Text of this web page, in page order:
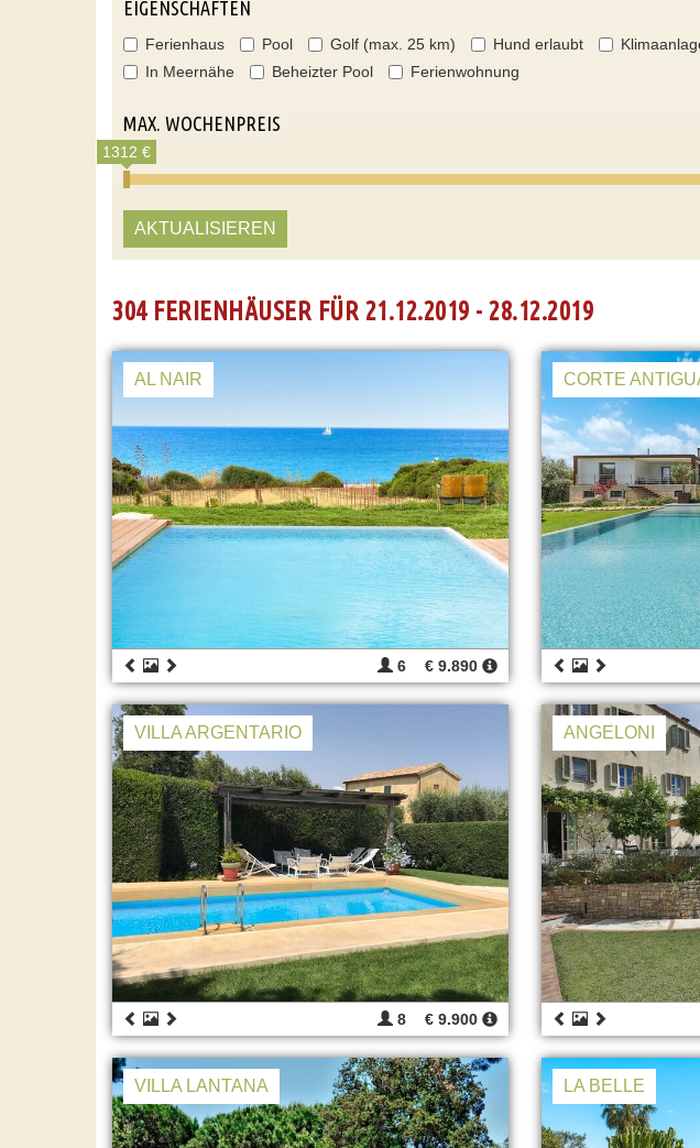
EIGENSCHAFTEN
Ferienhaus Pool Golf (max. 25 km) Hund erlaubt
In Meernähe
Beheizter Pool Ferienwohnung
MAX. WOCHENPREIS
1312 €
AKTUALISIEREN
304 FERIENHÄUSER FÜR 21.12.2019 - 28.12.2019
AL NAIR
6 € 9.890
CORTE
VILLA ARGENTARIO
8 € 9.900
ANGELONI
VILLA LANTANA LA BELLE